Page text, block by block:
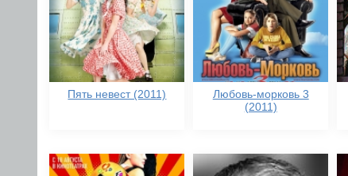
Пять невест (2011)
Любовь-морковь 3
(2011)